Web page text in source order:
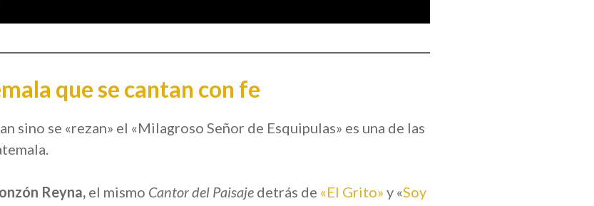
que se cantan con fe
sino se «rezan» el «Milagroso Señor de Esquipulas» es una de las
Reyna, el mismo Cantor del Paisaje detrás de «El Grito» y «Soy